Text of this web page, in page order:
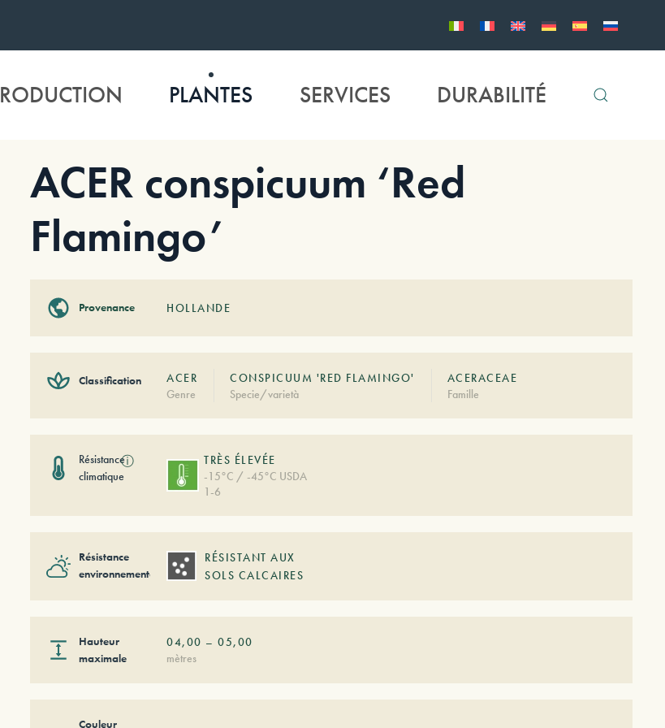
PLANTES SERVICES DURABILITÉ
ACER conspicuum ‘Red
Flamingo’
Provenance HOLLANDE
Classification
ACER
Genre
CONSPICUUM 'RED FLAMINGO'
Specie/varietà
ACERACEAE
Famille
Résistance
climatique
ⓘ
TRÈS ÉLEVÉE
-15°C / -45°C USDA
1-6
Résistance
environnementale
RÉSISTANT AUX
SOLS CALCAIRES
Hauteur
maximale
04,00 –05,00
mètres
Couleur